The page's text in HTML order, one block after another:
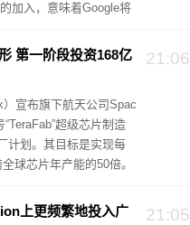
加入，意味着Google将
面竞争。
21:06
第一阶段投资168亿
宣布旗下航天公司Spac
超级芯片制造
计划。其目标是实现每
球芯片年产能的50倍。
21:05
上更频繁地投入广